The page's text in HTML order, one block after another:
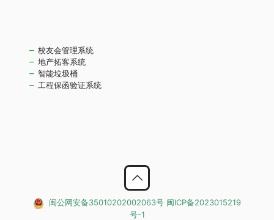
校友会管理系统
地产拓客系统
智能垃圾桶
工程保函验证系统
闽公网安备35010202002063号 闽ICP备2023015219
号-1